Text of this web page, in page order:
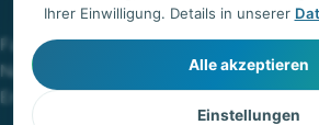
Ihrer Einwilligung. Details in unserer
Alle akzeptieren
Einstellungen
Facharzt für Plastische & Ästhetische
Natürliche, individuelle Ergebnisse mit
Erfahrung.